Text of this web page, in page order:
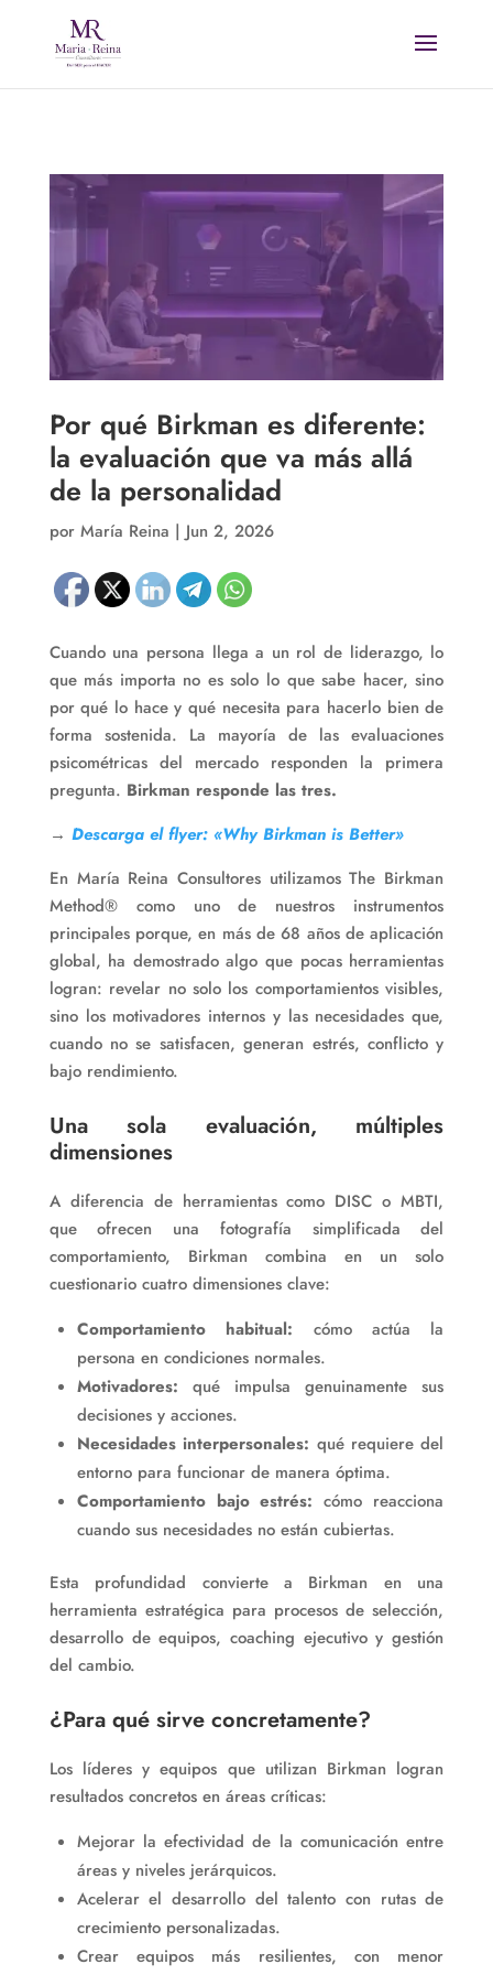
Por qué Birkman es diferente:
la evaluación que va más allá
de la personalidad
por María Reina |Jun 2, 2026
Cuando una persona llega a un rol de liderazgo, lo
que más importa no es solo lo que sabe hacer, sino
por qué lo hace y qué necesita para hacerlo bien de
forma sostenida. La mayoría de las evaluaciones
psicométricas del mercado responden la primera
pregunta. Birkman responde las tres.
→ Descarga el flyer: «Why Birkman is Better»
En María Reina Consultores utilizamos The Birkman
Method® como uno de nuestros instrumentos
principales porque, en más de 68 años de aplicación
global, ha demostrado algo que pocas herramientas
logran: revelar no solo los comportamientos visibles,
sino los motivadores internos y las necesidades que,
cuando no se satisfacen, generan estrés, conflicto y
bajo rendimiento.
Una sola evaluación, múltiples
dimensiones
A diferencia de herramientas como DISC o MBTI,
que ofrecen una fotografía simplificada del
comportamiento, Birkman combina en un solo
cuestionario cuatro dimensiones clave:
Comportamiento habitual: cómo actúa la
persona en condiciones normales.
Motivadores: qué impulsa genuinamente sus
decisiones y acciones.
Necesidades interpersonales: qué requiere del
entorno para funcionar de manera óptima.
Comportamiento bajo estrés:cómo reacciona
cuando sus necesidades no están cubiertas.
Esta profundidad convierte a Birkman en una
herramienta estratégica para procesos de selección,
desarrollo de equipos, coaching ejecutivo y gestión
del cambio.
¿Para qué sirve concretamente?
Los líderes y equipos que utilizan Birkman logran
resultados concretos en áreas críticas:
Mejorar la efectividad de la comunicación entre
áreas y niveles jerárquicos.
Acelerar el desarrollo del talento con rutas de
crecimiento personalizadas.
Crear equipos más resilientes, con menor